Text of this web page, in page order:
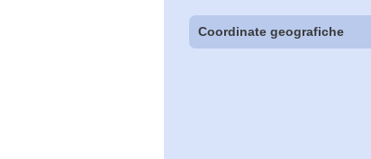
Coordinate geografiche